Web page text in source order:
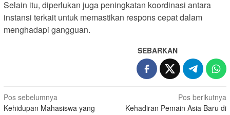
Selain itu, diperlukan juga peningkatan koordinasi antara
instansi terkait untuk memastikan respons cepat dalam
menghadapi gangguan.
SEBARKAN
N
Pos sebelumnya
Kehidupan Mahasiswa yang
Pos berikutnya
Kehadiran Pemain Asia Baru di